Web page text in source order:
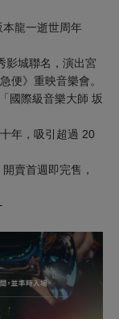
龍一逝世周年
影城聯名，演出宮
便》重映音樂會。
國際級音樂大師 坂
年，吸引超過 20
賣首週即完售，